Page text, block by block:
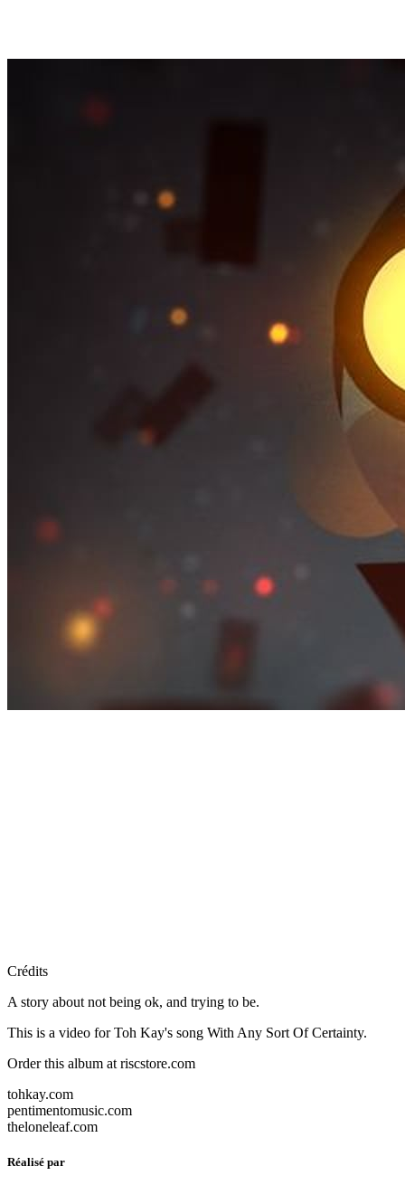
Crédits
A story about not being ok, and trying to be.
This is a video for Toh Kay's song With Any Sort Of Certainty.
Order this album at riscstore.com
tohkay.com
pentimentomusic.com
theloneleaf.com
Réalisé par